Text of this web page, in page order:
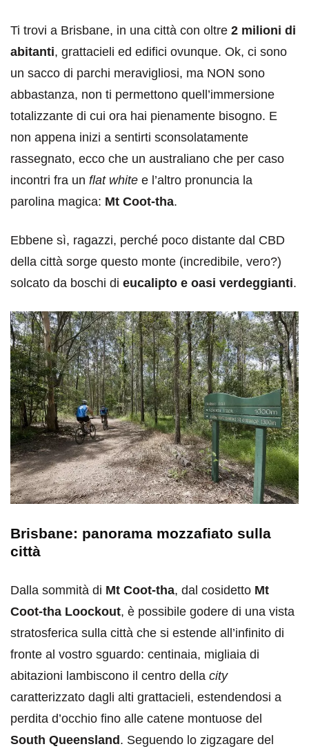
Ti trovi a Brisbane, in una città con oltre 2 milioni di
abitanti, grattacieli ed edifici ovunque. Ok, ci sono
un sacco di parchi meravigliosi, ma NON sono
abbastanza, non ti permettono quell’immersione
totalizzante di cui ora hai pienamente bisogno. E
non appena inizi a sentirti sconsolatamente
rassegnato, ecco che un australiano che per caso
incontri fra un flat white e l’altro pronuncia la
parolina magica: Mt Coot-tha.
Ebbene sì, ragazzi, perché poco distante dal CBD
della città sorge questo monte (incredibile, vero?)
solcato da boschi di eucalipto e oasi verdeggianti.
Brisbane: panorama mozzafiato sulla
città
Dalla sommità di Mt Coot-tha, dal cosidetto Mt
Coot-tha Loockout, è possibile godere di una vista
stratosferica sulla città che si estende all’infinito di
fronte al vostro sguardo: centinaia, migliaia di
abitazioni lambiscono il centro della city
caratterizzato dagli alti grattacieli, estendendosi a
perdita d’occhio fino alle catene montuose del
South Queensland. Seguendo lo zigzagare del